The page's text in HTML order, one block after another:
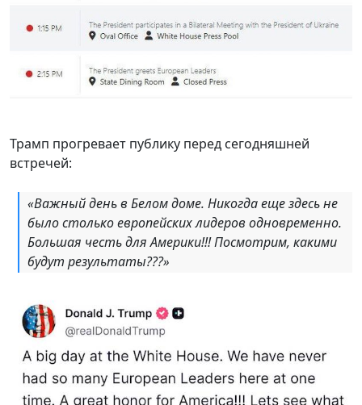
Трамп прогревает публику перед сегодняшней
встречей:
«Важный день в Белом доме. Никогда еще здесь не
было столько европейских лидеров одновременно.
Большая честь для Америки!!! Посмотрим, какими
будут результаты???»